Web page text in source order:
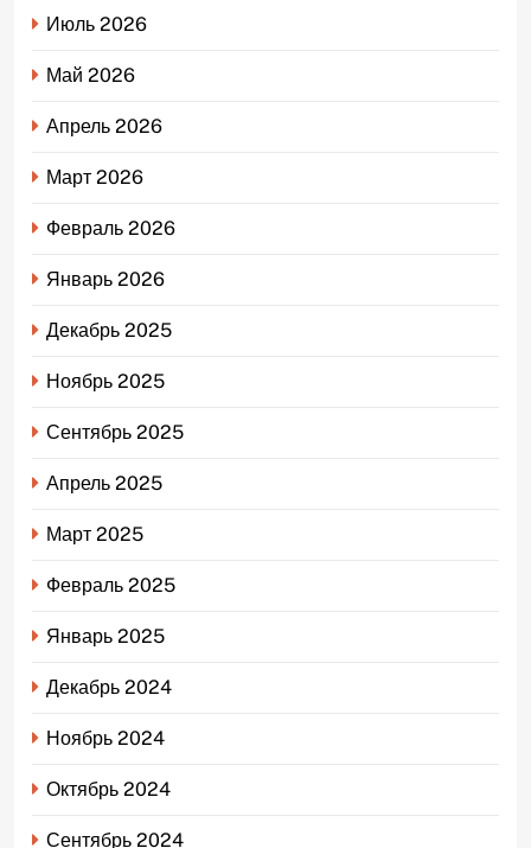
Июль 2026
Май 2026
Апрель 2026
Март 2026
Февраль 2026
Январь 2026
Декабрь 2025
Ноябрь 2025
Сентябрь 2025
Апрель 2025
Март 2025
Февраль 2025
Январь 2025
Декабрь 2024
Ноябрь 2024
Октябрь 2024
Сентябрь 2024